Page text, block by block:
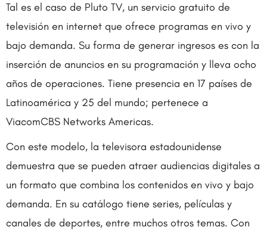
Tal es el caso de Pluto TV, un servicio gratuito de
televisión en internet que ofrece programas en vivo y
bajo demanda. Su forma de generar ingresos es con la
inserción de anuncios en su programación y lleva ocho
años de operaciones. Tiene presencia en 17 países de
Latinoamérica y 25 del mundo; pertenece a
ViacomCBS Networks Americas.
Con este modelo, la televisora estadounidense
demuestra que se pueden atraer audiencias digitales a
un formato que combina los contenidos en vivo y bajo
demanda. En su catálogo tiene series, películas y
canales de deportes, entre muchos otros temas. Con